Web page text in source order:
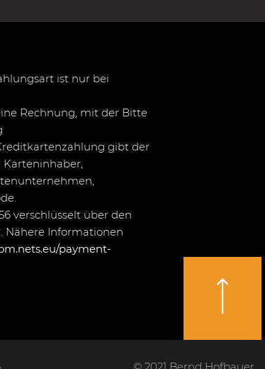
ist nur bei
Rechnung, mit der Bitte
gibt der
Karteninhaber,
verschlüsselt über den
Nähere Informationen
payment-